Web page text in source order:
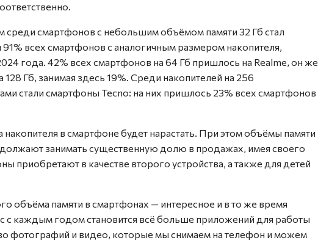
смартфонов с небольшим объёмом памяти 32 Гб стал
всех смартфонов с аналогичным размером накопителя,
года. 42% всех смартфонов на 64 Гб пришлось на Realme, он же
128 Гб, занимая здесь 19%. Среди накопителей на 256
стали смартфоны Tecno: на них пришлось 23% всех смартфонов
в смартфоне будет нарастать. При этом объёмы памяти
занимать существенную долю в продажах, имея своего
приобретают в качестве второго устройства, а также для детей
объёма памяти в смартфонах — интересное и в то же время
с каждым годом становится всё больше приложений для работы
фотографий и видео, которые мы снимаем на телефон и можем